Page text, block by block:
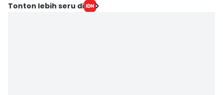
Tonton lebih seru di